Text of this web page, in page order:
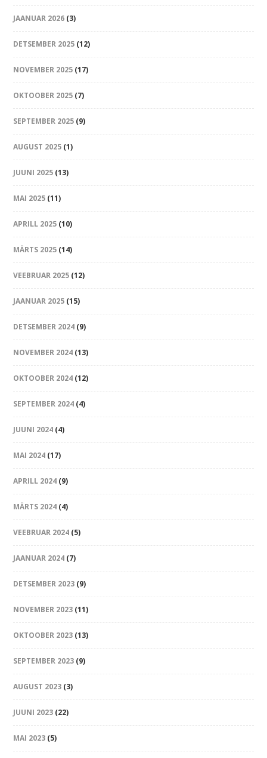
JAANUAR 2026 (3)
DETSEMBER 2025 (12)
NOVEMBER 2025 (17)
OKTOOBER 2025 (7)
SEPTEMBER 2025 (9)
AUGUST 2025 (1)
JUUNI 2025 (13)
MAI 2025 (11)
APRILL 2025 (10)
MÄRTS 2025 (14)
VEEBRUAR 2025 (12)
JAANUAR 2025 (15)
DETSEMBER 2024 (9)
NOVEMBER 2024 (13)
OKTOOBER 2024 (12)
SEPTEMBER 2024 (4)
JUUNI 2024 (4)
MAI 2024 (17)
APRILL 2024 (9)
MÄRTS 2024 (4)
VEEBRUAR 2024 (5)
JAANUAR 2024 (7)
DETSEMBER 2023 (9)
NOVEMBER 2023 (11)
OKTOOBER 2023 (13)
SEPTEMBER 2023 (9)
AUGUST 2023 (3)
JUUNI 2023 (22)
MAI 2023 (5)